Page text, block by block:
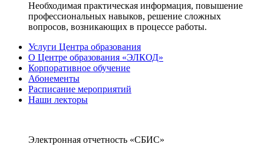
Необходимая практическая информация, повышение
профессиональных навыков, решение сложных
вопросов, возникающих в процессе работы.
Услуги Центра образования
О Центре образования «ЭЛКОД»
Корпоративное обучение
Абонементы
Расписание мероприятий
Наши лекторы
Электронная отчетность «СБИС»